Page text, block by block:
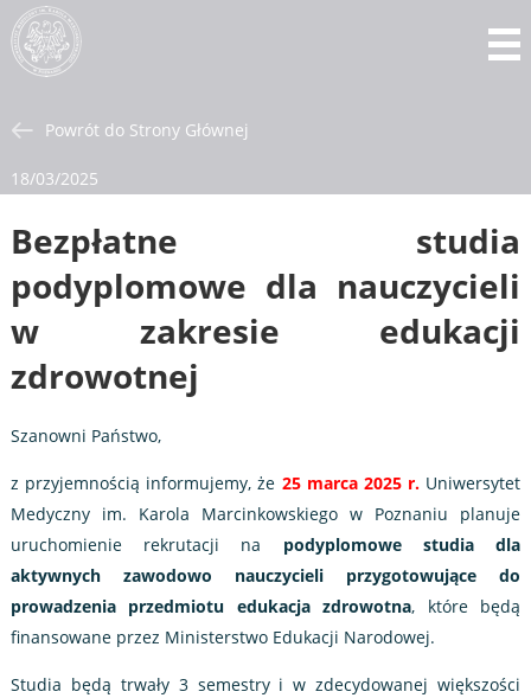
Powrót do Strony Głównej
18/03/2025
Bezpłatne studia
podyplomowe dla nauczycieli
w zakresie edukacji
zdrowotnej
Szanowni Państwo,
z przyjemnością informujemy, że 25 marca 2025 r. Uniwersytet
Medyczny im. Karola Marcinkowskiego w Poznaniu planuje
uruchomienie rekrutacji na podyplomowe studia dla
aktywnych zawodowo nauczycieli przygotowujące do
prowadzenia przedmiotu edukacja zdrowotna, które będą
finansowane przez Ministerstwo Edukacji Narodowej.
Studia będą trwały 3 semestry i w zdecydowanej większości